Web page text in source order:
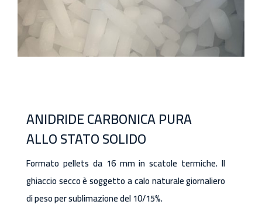
ANIDRIDE CARBONICA PURA
ALLO STATO SOLIDO
Formato pellets da 16 mm in scatole termiche. Il
ghiaccio secco è soggetto a calo naturale giornaliero
di peso per sublimazione del 10/15%.